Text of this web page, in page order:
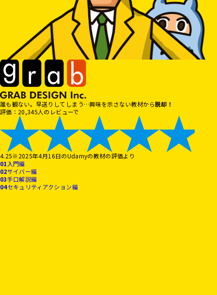
誰も観ない。早送りしてしまう…興味を示さない教材から脱却！
評価：20,345人のレビューで
4.25※2025年4月16日のUdamyの教材の評価より
01 入門編
02サイバー編
03手口解説編
04セキュリティアクション編